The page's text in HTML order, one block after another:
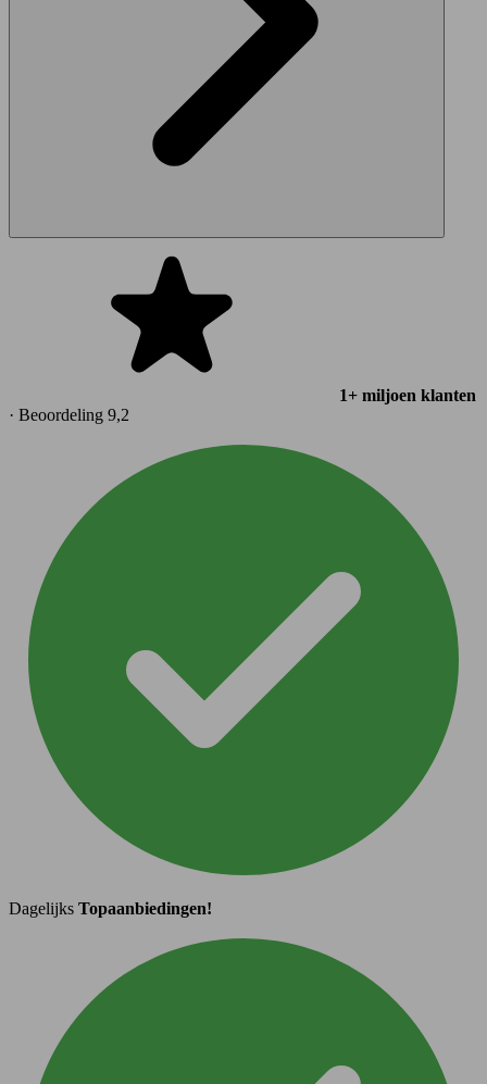
1+ miljoen klanten
· Beoordeling 9,2
Dagelijks Topaanbiedingen!